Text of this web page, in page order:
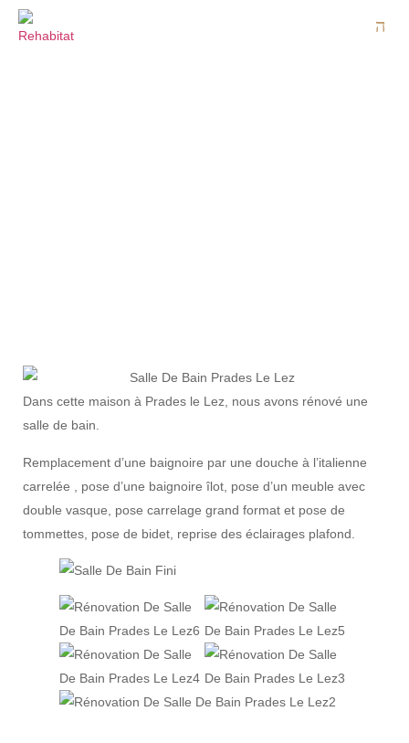
Dans cette maison à Prades le Lez, nous avons rénové une
salle de bain.
Remplacement d’une baignoire par une douche à l’italienne
carrelée , pose d’une baignoire îlot, pose d’un meuble avec
double vasque, pose carrelage grand format et pose de
tommettes, pose de bidet, reprise des éclairages plafond.